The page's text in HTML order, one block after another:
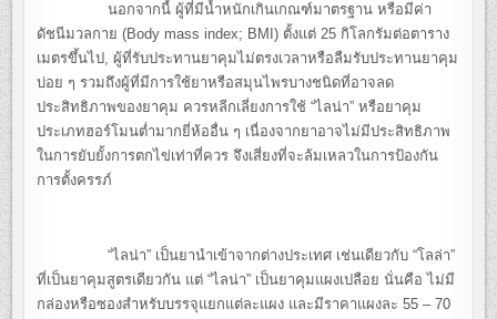
นอกจากนี้ ผู้ที่มีน้ำหนักเกินเกณฑ์มาตรฐาน หรือมีค่า
ดัชนีมวลกาย (Body mass index; BMI) ตั้งแต่ 25 กิโลกรัมต่อตาราง
เมตรขึ้นไป, ผู้ที่รับประทานยาคุมไม่ตรงเวลาหรือลืมรับประทานยาคุม
บ่อย ๆ รวมถึงผู้ที่มีการใช้ยาหรือสมุนไพรบางชนิดที่อาจลด
ประสิทธิภาพของยาคุม ควรหลีกเลี่ยงการใช้ “ไลน่า” หรือยาคุม
ประเภทฮอร์โมนต่ำมากยี่ห้ออื่น ๆ เนื่องจากยาอาจไม่มีประสิทธิภาพ
ในการยับยั้งการตกไข่เท่าที่ควร จึงเสี่ยงที่จะล้มเหลวในการป้องกัน
การตั้งครรภ์
“ไลน่า” เป็นยานำเข้าจากต่างประเทศ เช่นเดียวกับ “โลล่า”
ที่เป็นยาคุมสูตรเดียวกัน แต่ “ไลน่า” เป็นยาคุมแผงเปลือย นั่นคือ ไม่มี
กล่องหรือซองสำหรับบรรจุแยกแต่ละแผง และมีราคาแผงละ 55 – 70